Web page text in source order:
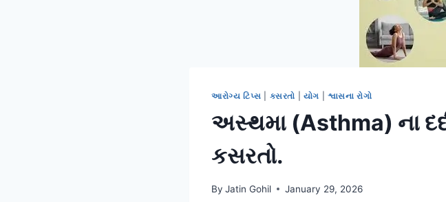
આરોગ્ય ટિપ્સ કસરતો યોગ શ્વાસના રોગો
અસ્થમા (Asthma) ના
કસરતો.
By Jatin Gohil January 29, 2026